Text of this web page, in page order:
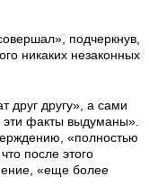
подчеркнув,
никаких незаконных
друг другу», а сами
эти факты выдуманы».
«полностью
после этого
«еще более